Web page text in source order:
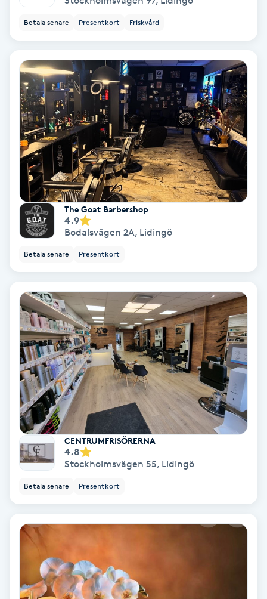
Hyaluronsyra
Hyperhidros
Hypnos
Hårborttagning
Hårbottenbehandling
Hårförlängning
Hårvård
Idrottsmassage
IPL
IPL hårborttagning
IR-massage
Japansk massage
Kemisk peeling
Betala senare Presentkort Friskvård
The Goat Barbershop
4.9
Bodalsvägen 2A, Lidingö
Betala senare Presentkort
CENTRUMFRISÖRERNA
4.8
Stockholmsvägen 55, Lidingö
Betala senare Presentkort